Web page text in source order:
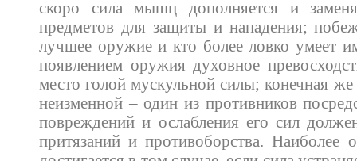
скоро сила мышц дополняется и
предметов для защиты и нападения;
лучшее оружие и кто более ловко умеет
появлением оружия духовное
место голой мускульной силы; конечная же
неизменной – один из противников
повреждений и ослабления его сил
притязаний и противоборства. Наиболее